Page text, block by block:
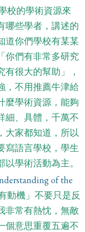
校的學術資源來
哪些學者，講述的
道你們學校有某某
你們有非常多研究
很大的幫助」，
，不用推薦牛津給
麼學術資源，能夠
細、具體，千萬不
大家都知道，所以
寫語言學校，學生
學術活動為主。
of the
動機」不要只是反
非常有熱忱，無敵
個意思重覆五遍不